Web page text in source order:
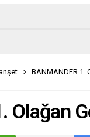
BANMANDER 1.
Olağan